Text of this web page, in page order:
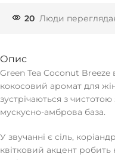
20 Люди
Опис
Green Tea Coconut
кокосовий аромат для
зустрічаються з
мускусно-амброва база.
У звучанні є сіль,
квітковий акцент